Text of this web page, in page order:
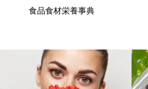
食品食材栄養事典